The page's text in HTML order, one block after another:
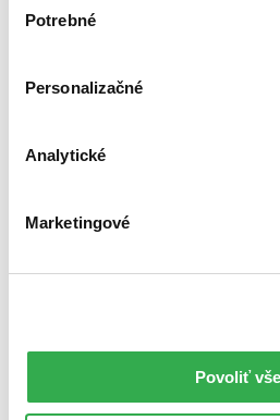
keby sme mohli používať všetky
súhlasu
Potrebné
Personalizačné
Analytické
Marketingové
Povoliť
CD obal dostupné